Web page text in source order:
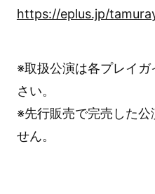
https://eplus.jp/
※取扱公演は各プレイ
さい。
※先行販売で完売した公
せん。